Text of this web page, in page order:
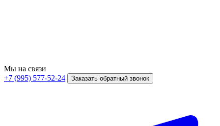
Мы на связи
+7 (995) 577-52-24
Заказать обратный звонок